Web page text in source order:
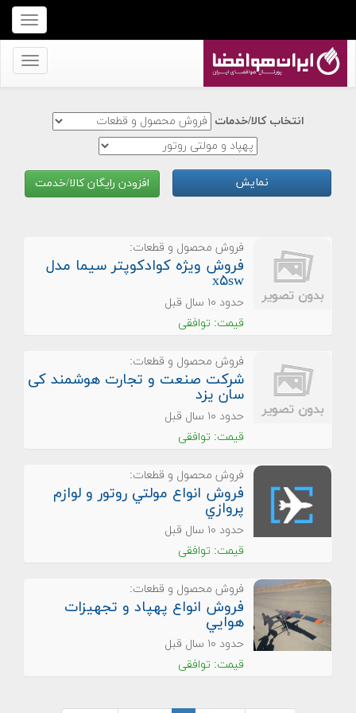
برای
نمایش
منو
برای
انتخاب کالا/خدمات
نمایش افزودن رایگان کالا/خدمت
فروش محصول و قطعات:
فروش ویژه کوادکوپتر سیما مدل
x۵sw
حدود ۱۰ سال قبل
قیمت: توافقی
فروش محصول و قطعات:
شرکت صنعت و تجارت هوشمند کی
سان یزد
حدود ۱۰ سال قبل
قیمت: توافقی
فروش محصول و قطعات:
فروش انواع مولتي روتور و لوازم
پروازي
حدود ۱۰ سال قبل
قیمت: توافقی
فروش محصول و قطعات:
فروش انواع پهپاد و تجهيزات
هوايي
حدود ۱۰ سال قبل
قیمت: توافقی